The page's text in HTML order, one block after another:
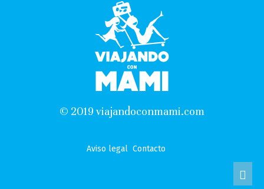
© 2019 viajandoconmami.com
Aviso legal Contacto